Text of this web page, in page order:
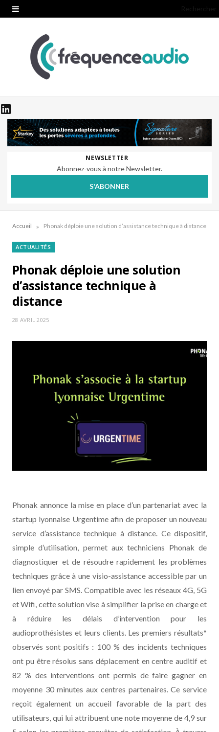
NEWSLETTER
Abonnez-vous à notre Newsletter.
S'ABONNER
Accueil » Phonak déploie une solution d’assistance technique à distance
ACTUALITÉS
Phonak déploie une solution
d’assistance technique à
distance
28 AVRIL 2025
Phonak annonce la mise en place d’un partenariat avec la
startup lyonnaise Urgentime afin de proposer un nouveau
service d’assistance technique à distance. Ce dispositif,
simple d’utilisation, permet aux techniciens Phonak de
diagnostiquer et de résoudre rapidement les problèmes
techniques grâce à une visio-assistance accessible par un
lien envoyé par SMS. Compatible avec les réseaux 4G, 5G
et Wifi, cette solution vise à simplifier la prise en charge et
à réduire les délais d’intervention pour les
audioprothésistes et leurs clients. Les premiers résultats*
observés sont positifs : 100 % des incidents techniques
ont pu être résolus sans déplacement en centre auditif et
82 % des interventions ont permis de faire gagner en
moyenne 30 minutes aux centres partenaires. Ce service
reçoit également un accueil favorable de la part des
utilisateurs, qui lui attribuent une note moyenne de 4,9 sur